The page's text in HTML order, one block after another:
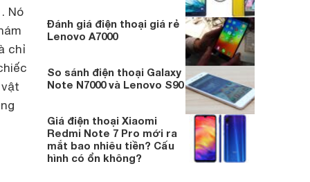
Nó
chỉ
Đánh giá điện thoại giá rẻ
Lenovo A7000
So sánh điện thoại Galaxy
Note N7000 và Lenovo S90
Giá điện thoại Xiaomi
Redmi Note 7 Pro mới ra
mắt bao nhiêu tiền? Cấu
hình có ổn không?